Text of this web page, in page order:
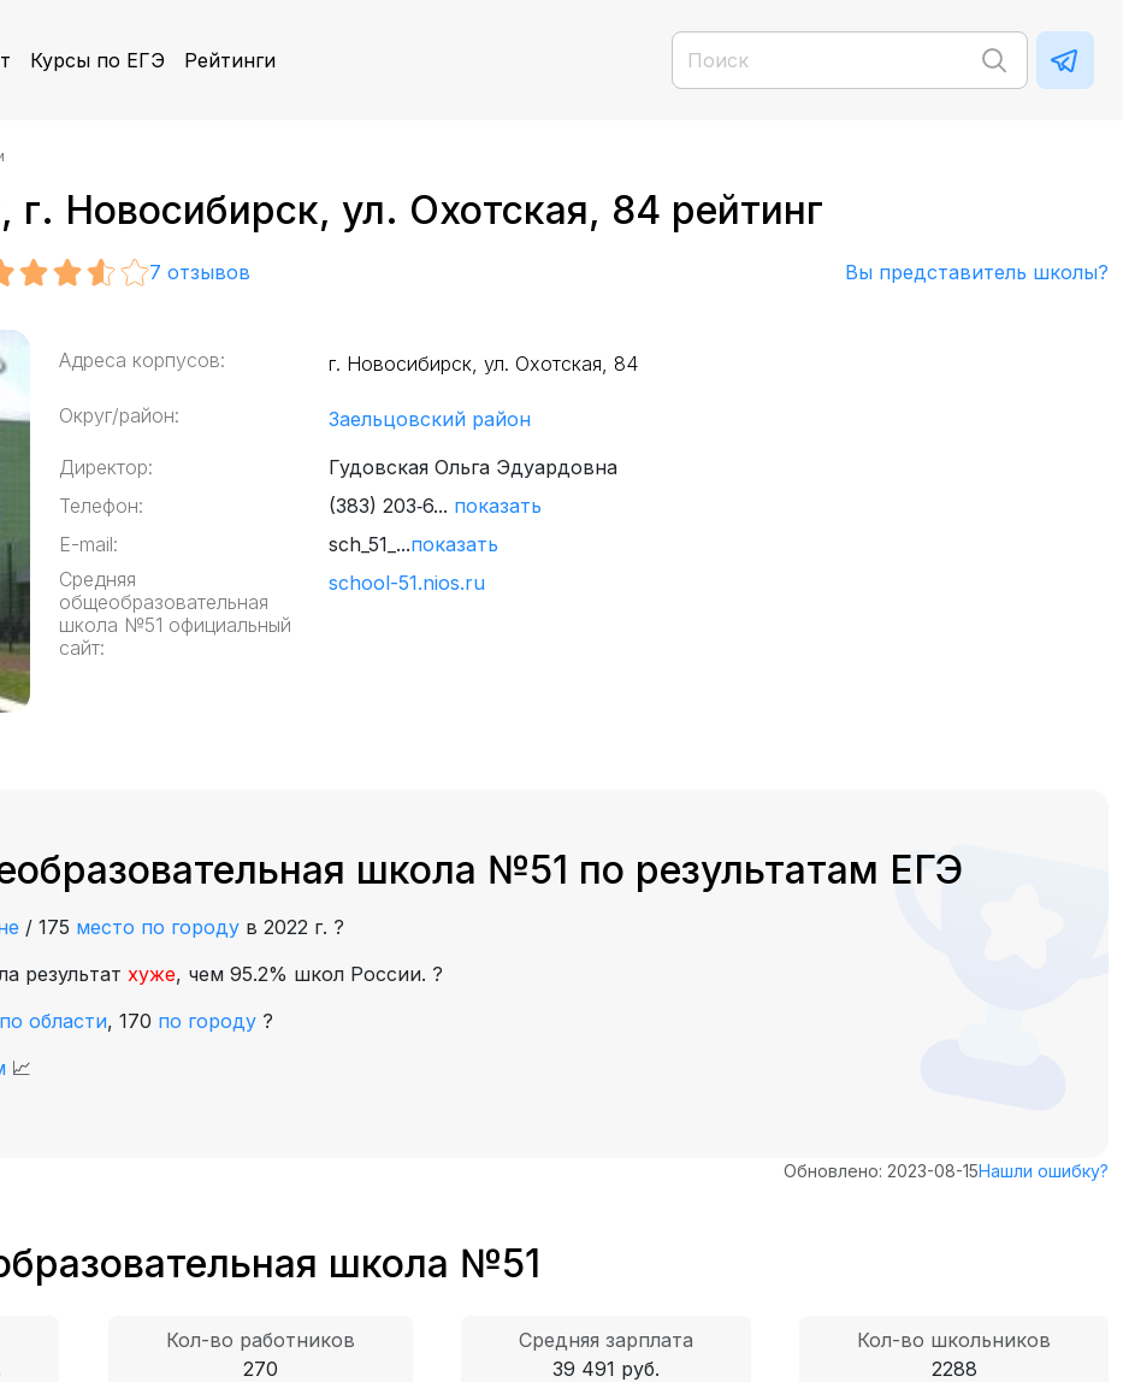
Курсы по ЕГЭ Рейтинги
Новосибирск, ул. Охотская, 84 рейтинг
7 отзывов Вы представитель школы?
Адреса корпусов: г. Новосибирск, ул. Охотская, 84
Округ/район:
Заельцовский район
Директор:
Гудовская Ольга Эдуардовна
Телефон:
(383) 203‑6... показать
E-mail:
sch_51_...показать
Средняя
общеобразовательная
школа №51 официальный
сайт:
school-51.nios.ru
школа №51 по результатам ЕГЭ
/ 175 место по городу в 2022 г. ?
результат хуже, чем 95.2% школ России. ?
по области, 170 по городу ?
📈
Обновлено: 2023-08-15Нашли ошибку?
школа №51
Кол-во работников
270
Средняя зарплата
39 491 руб.
Кол-во школьников
2288